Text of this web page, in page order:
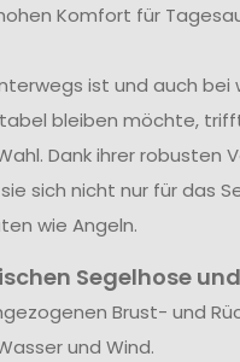
Komfort für
ist und auch bei
bleiben möchte,
Dank ihrer robusten
sich nicht nur für das
wie Angeln.
Segelhose
Brust- und
und Wind.